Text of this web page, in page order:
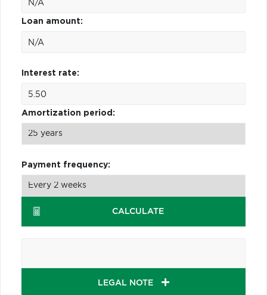
Loan amount:
Interest rate:
Amortization period:
Payment frequency:
CALCULATE
LEGAL NOTE